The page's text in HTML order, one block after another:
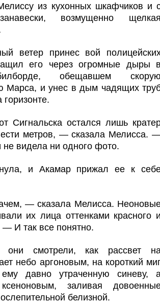
из кухонных шкафчиков и
возмущенно
ветер принес вой
его через огромные дыры
обещавшем
Марса, и унес в дым чадящих
Сигнальска остался лишь
метров, — сказала Мелисса.
не видела ни одного фото.
и Акамар прижал ее к
— сказала Мелисса.
их лица оттенками красного
— И так все понятно.
они смотрели, как рассвет
небо аргоновым, на короткий
давно утраченную синеву,
заливая
белизной.